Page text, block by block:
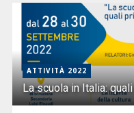
ATTIVITÀ 2022
La scuola in Italia: